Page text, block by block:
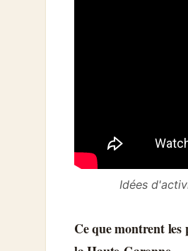
Idées
Ce que montrent les